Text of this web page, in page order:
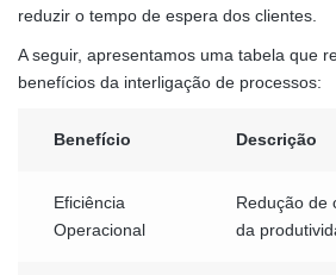
reduzir o tempo de espera dos clientes.
A seguir, apresentamos uma tabela que
benefícios da interligação de processos:
Benefício Descrição
Eficiência
Operacional
Redução de
da